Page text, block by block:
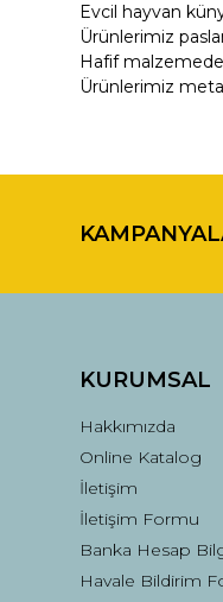
Evcil hayvan
Ürünlerimiz
Hafif
Ürünlerimiz
Görüş ve
Ürün resmi
Ürün
Bu ürüne
KURUMSAL
Hakkımızda
Online Katalog
İletişim
İletişim Formu
Banka Hesap
Havale Bildirim